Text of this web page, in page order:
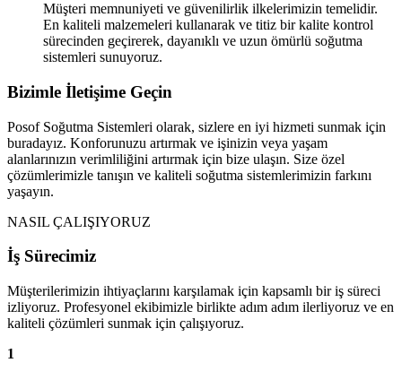
Müşteri memnuniyeti ve güvenilirlik ilkelerimizin temelidir.
En kaliteli malzemeleri kullanarak ve titiz bir kalite kontrol
sürecinden geçirerek, dayanıklı ve uzun ömürlü soğutma
sistemleri sunuyoruz.
Bizimle İletişime Geçin
Posof Soğutma Sistemleri olarak, sizlere en iyi hizmeti sunmak için
buradayız. Konforunuzu artırmak ve işinizin veya yaşam
alanlarınızın verimliliğini artırmak için bize ulaşın. Size özel
çözümlerimizle tanışın ve kaliteli soğutma sistemlerimizin farkını
yaşayın.
NASIL ÇALIŞIYORUZ
İş Sürecimiz
Müşterilerimizin ihtiyaçlarını karşılamak için kapsamlı bir iş süreci
izliyoruz. Profesyonel ekibimizle birlikte adım adım ilerliyoruz ve en
kaliteli çözümleri sunmak için çalışıyoruz.
1